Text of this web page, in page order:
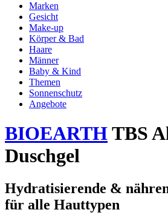
Marken
Gesicht
Make-up
Körper & Bad
Haare
Männer
Baby & Kind
Themen
Sonnenschutz
Angebote
BIOEARTHTBS
Duschgel
Hydratisierende &
für alle Hauttypen